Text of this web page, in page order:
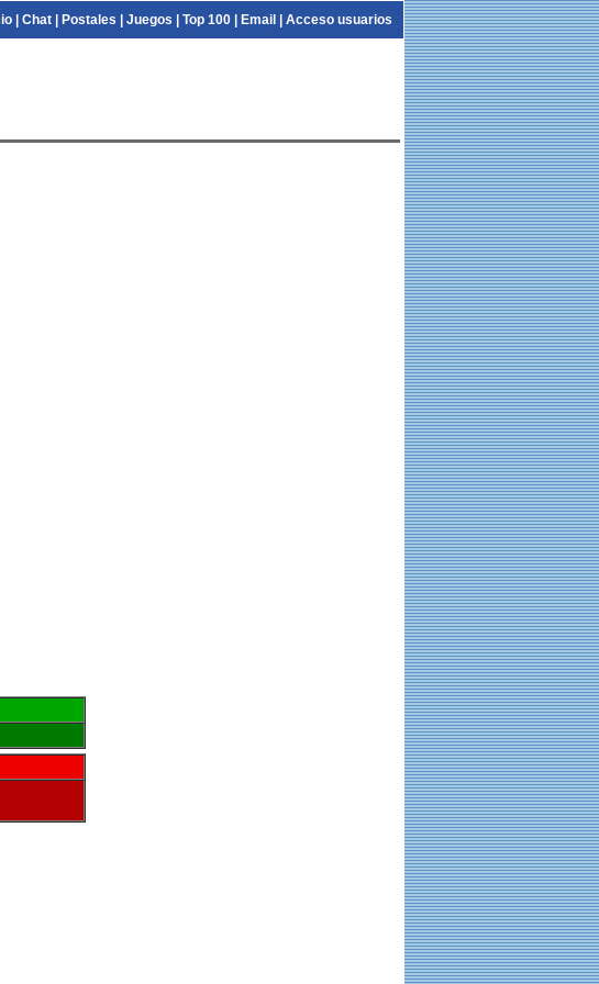
Chat Postales Juegos Top 100 Email Acceso usuarios